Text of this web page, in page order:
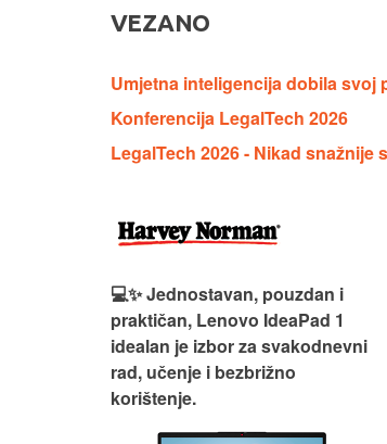
VEZANO
Umjetna inteligencija dobila svoj
Konferencija LegalTech 2026
LegalTech 2026 - Nikad
💻✨ Jednostavan, pouzdan i
praktičan, Lenovo IdeaPad 1
idealan je izbor za svakodnevni
rad, učenje i bezbrižno
korištenje.